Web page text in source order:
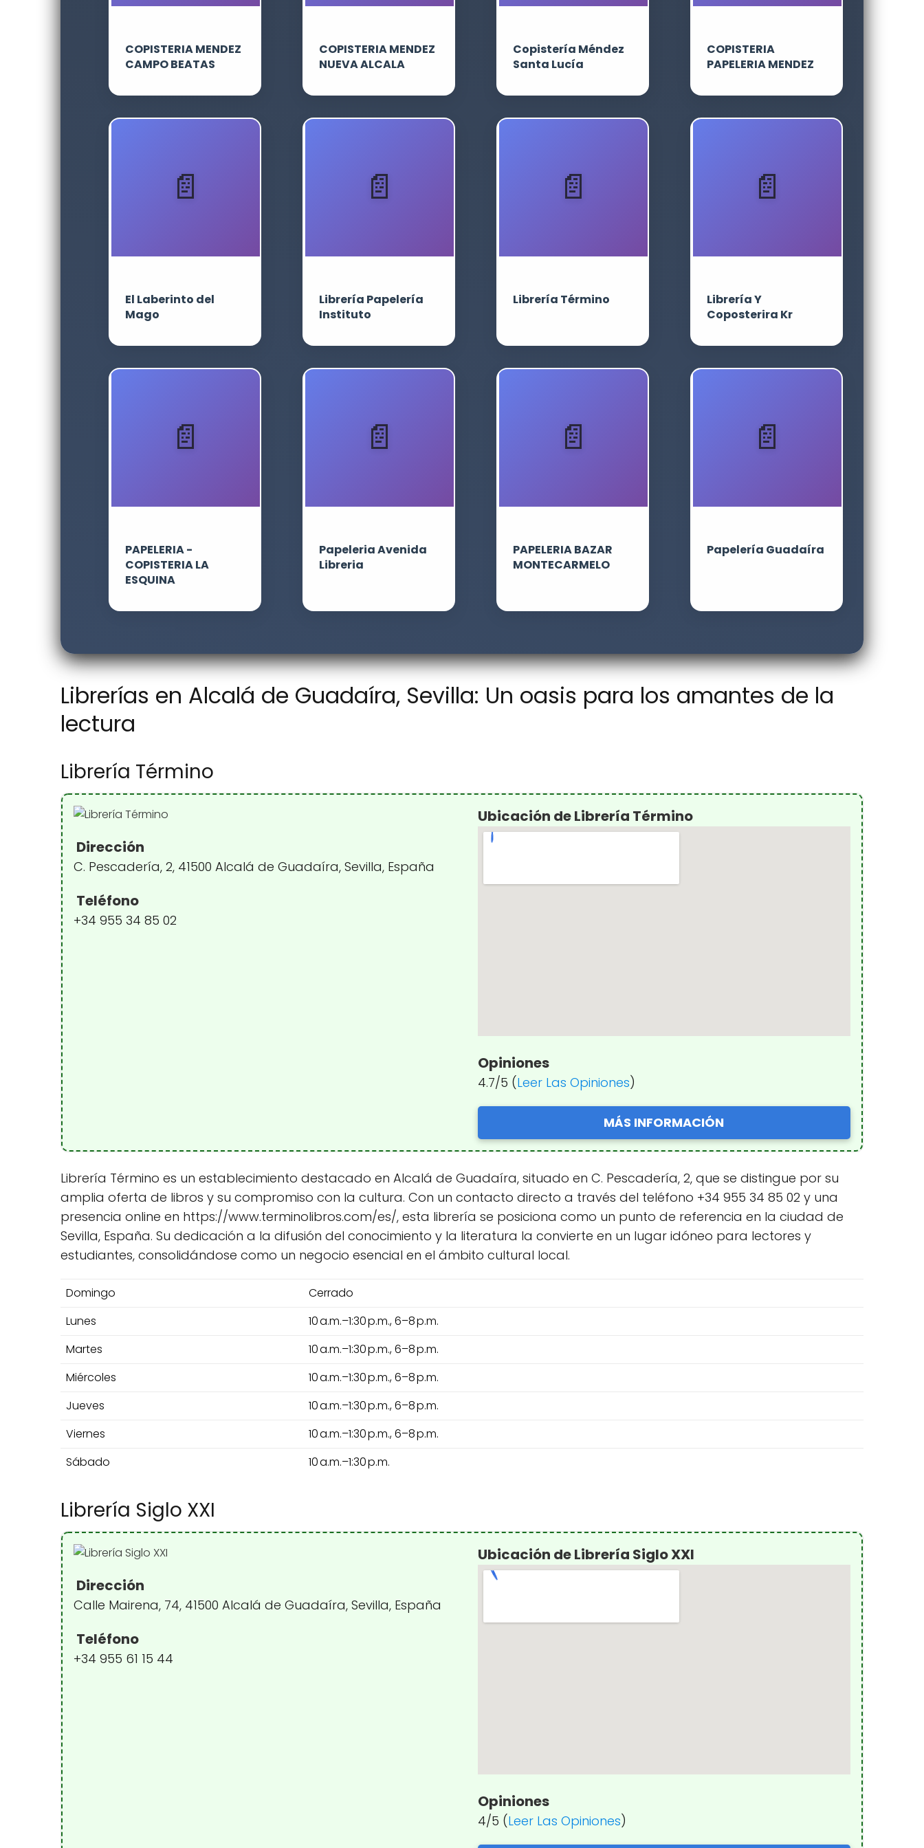
COPISTERIA MENDEZ
CAMPO BEATAS
COPISTERIA MENDEZ
NUEVA ALCALA
Copistería Méndez
Santa Lucía
COPISTERIA
PAPELERIA MENDEZ
El Laberinto del
Mago
Librería Papelería
Instituto
Librería Término
Librería Y
Coposterira Kr
PAPELERIA -
COPISTERIA LA
ESQUINA
Papeleria Avenida
Libreria
PAPELERIA BAZAR
MONTECARMELO
Papelería Guadaíra
Librerías en Alcalá de Guadaíra, Sevilla: Un oasis para los amantes de la
lectura
Librería Término
Dirección
C. Pescadería, 2, 41500 Alcalá de Guadaíra, Sevilla, España
Teléfono
+34 955 34 85 02
Ubicación de Librería Término
Opiniones
4.7/5 (Leer Las Opiniones)
MÁS INFORMACIÓN
Librería Término es un establecimiento destacado en Alcalá de Guadaíra, situado en C. Pescadería, 2, que se distingue por su
amplia oferta de libros y su compromiso con la cultura. Con un contacto directo a través del teléfono +34 955 34 85 02 y una
presencia online en https://www.terminolibros.com/es/, esta librería se posiciona como un punto de referencia en la ciudad de
Sevilla, España. Su dedicación a la difusión del conocimiento y la literatura la convierte en un lugar idóneo para lectores y
estudiantes, consolidándose como un negocio esencial en el ámbito cultural local.
Domingo
Cerrado
Lunes
10 a.m.–1:30 p.m., 6–8 p.m.
Martes
10 a.m.–1:30 p.m., 6–8 p.m.
Miércoles
10 a.m.–1:30 p.m., 6–8 p.m.
Jueves
10 a.m.–1:30 p.m., 6–8 p.m.
Viernes
10 a.m.–1:30 p.m., 6–8 p.m.
Sábado
10 a.m.–1:30 p.m.
Librería Siglo XXI
Dirección
Calle Mairena, 74, 41500 Alcalá de Guadaíra, Sevilla, España
Teléfono
+34 955 61 15 44
Ubicación de Librería Siglo XXI
Opiniones
4/5 (Leer Las Opiniones)